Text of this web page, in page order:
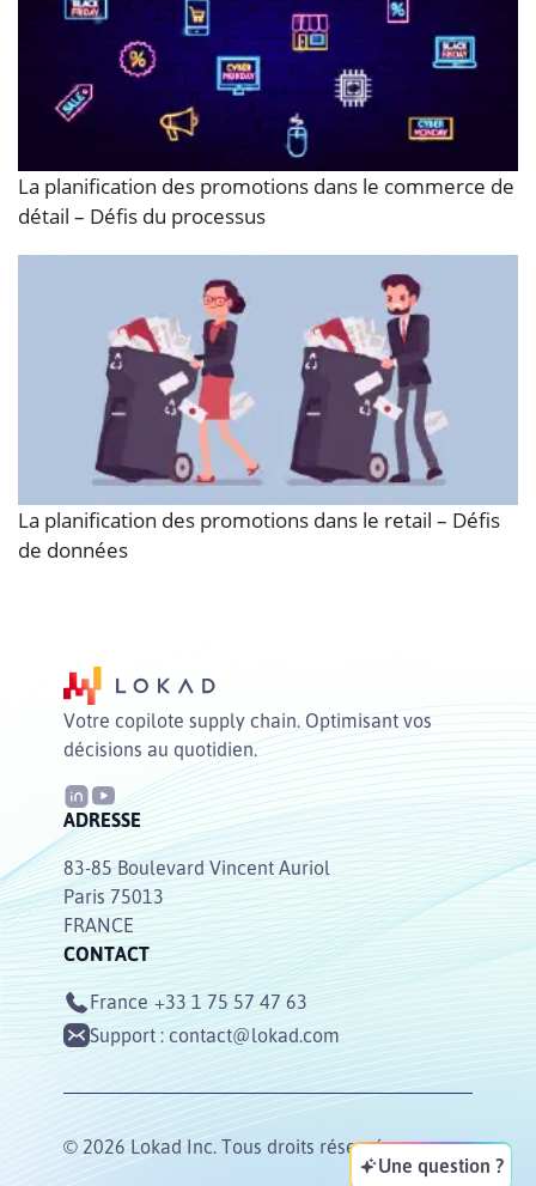
La planification des promotions dans le commerce de
détail – Défis du processus
La planification des promotions dans le retail – Défis
de données
Votre copilote supply chain. Optimisant vos
décisions au quotidien.
ADRESSE
83-85 Boulevard Vincent Auriol
Paris 75013
FRANCE
CONTACT
France +33 1 75 57 47 63
Support :contact@lokad.com
© 2026 Lokad Inc. Tous droits réservés.
Une question ?